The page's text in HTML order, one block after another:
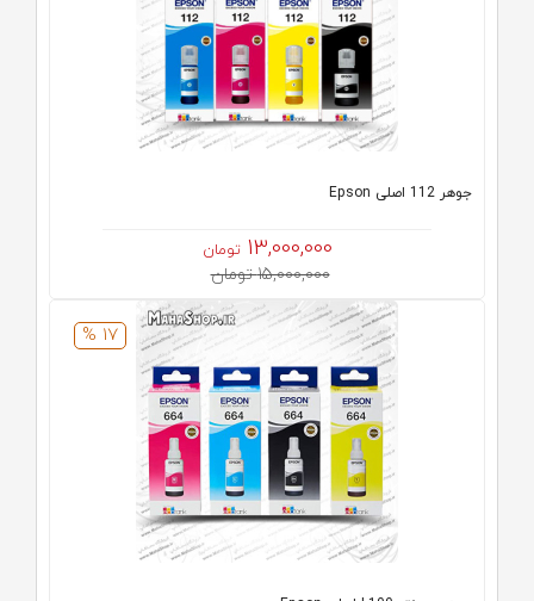
جوهر 112 اصلی Epson
13,000,000 تومان
15,000,000 تومان
17 %